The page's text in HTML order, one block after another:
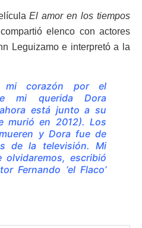
El amor en los tiempos
elenco con actores
Leguizamo e interpretó a la
corazón por el
mi querida Dora
está junto a su
murió en 2012). Los
y Dora fue de
de la televisión. Mi
escribió
Fernando ‘el Flaco’